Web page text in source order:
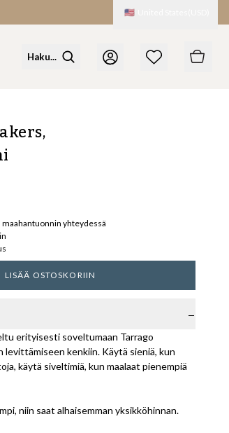
🇺🇸
yhteydessä
LISÄÄ OSTOSKORIIN
erityisesti soveltumaan Tarrago
levittämiseen kenkiin. Käytä sieniä, kun
käytä siveltimiä, kun maalaat pienempiä
niin saat alhaisemman yksikköhinnan.